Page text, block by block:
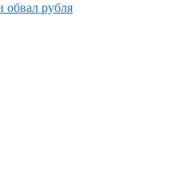
обвал рубля